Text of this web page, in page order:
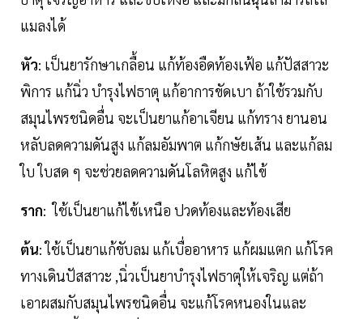
แมลงได้
หัว: เป็นยารักษาเกลื้อน แก้ท้องอืดท้องเฟ้อ แก้ปัสสาวะ
พิการ แก้นิ่ว บำรุงไฟธาตุ แก้อาการขัดเบา ถ้าใช้รวมกับ
สมุนไพรชนิดอื่น จะเป็นยาแก้อาเจียน แก้ทราง ยานอน
หลับลดความดันสูง แก้ลมอัมพาต แก้กษัยเส้น และแก้ลม
ใบ ใบสด ๆ จะช่วยลดความดันโลหิตสูง แก้ไข้
ราก: ใช้เป็นยาแก้ไข้เหนือ ปวดท้องและท้องเสีย
ต้น: ใช้เป็นยาแก้ขับลม แก้เบื่ออาหาร แก้ผมแตก แก้โรค
ทางเดินปัสสาวะ ,นิ่วเป็นยาบำรุงไฟธาตุให้เจริญ แต่ถ้า
เอาผสมกับสมุนไพรชนิดอื่น จะแก้โรคหนองในและ